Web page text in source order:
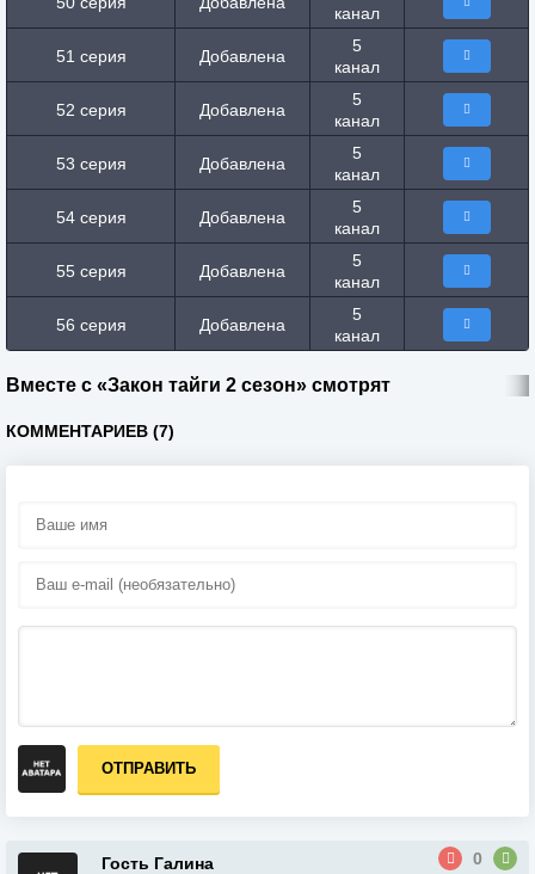
канал
51 серия Добавлена
5
канал
52 серия Добавлена
5
канал
53 серия Добавлена
5
канал
54 серия Добавлена
5
канал
55 серия Добавлена
5
канал
56 серия Добавлена
5
канал
Вместе с «Закон тайги 2 сезон» смотрят
КОММЕНТАРИЕВ (7)
ОТПРАВИТЬ
Гость Галина
0